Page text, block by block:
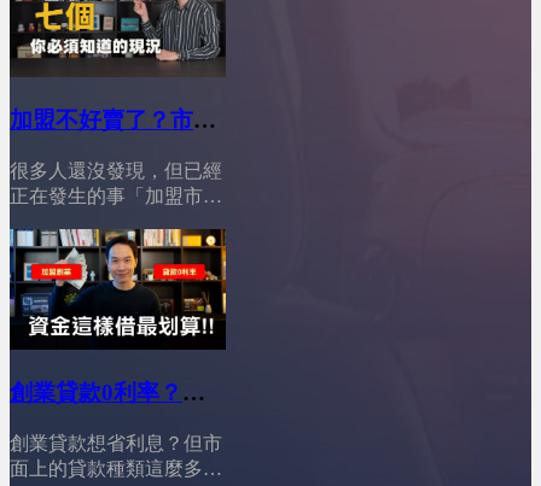
能進場？會不會我把省吃
儉用存的第一桶金，投進
去後就血本無歸？」別擔
來徹底分析，並告訴你一
個真相：加盟依然有機
會，但你必須選對路！
========================01:12
打破迷思！加盟的不可取
代性&nbsp;02:54穩定獲利
首選！大品牌加盟的鐵飯
碗&nbsp;04:30中小品牌加
盟的生存戰略，如何以小
博大&nbsp;05:52仔細評
&nbsp;08:34最終提醒與行
========================YES
加盟訂閱我的Youtube頻
加盟不好賣了？市場
│YES加盟│加盟幫幫
很多人還沒發現，但已經
正在發生的事「加盟市場
金變貴、風險變高，但加
盟門檻卻反而下降；年輕
加盟主變多，卻不再衝
動，更理性、更會算；市
場看似飽和，其實正在進
戰」。加盟主不再只追人
牌的實際營運能力；總部
也不只是賣加盟，而必須
創業貸款0利率？加
│YES加盟│加盟幫幫
創業貸款想省利息？但市
面上的貸款種類這麼多，